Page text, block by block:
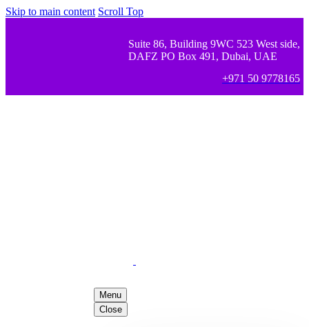
Skip to main content Scroll Top
Suite 86, Building 9WC 523 West side,
DAFZ PO Box 491, Dubai, UAE
+971 50 9778165
Menu
Close